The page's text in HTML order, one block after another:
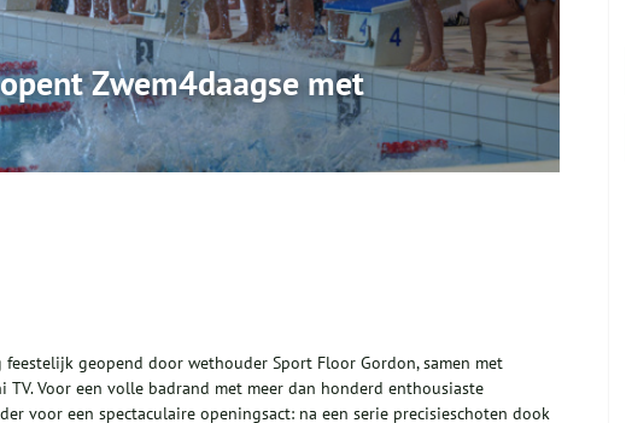
Zwem4daagse met
geopend door wethouder Sport Floor Gordon, samen met
Voor een volle badrand met meer dan honderd enthousiaste
voor een spectaculaire openingsact: na een serie precisieschoten dook